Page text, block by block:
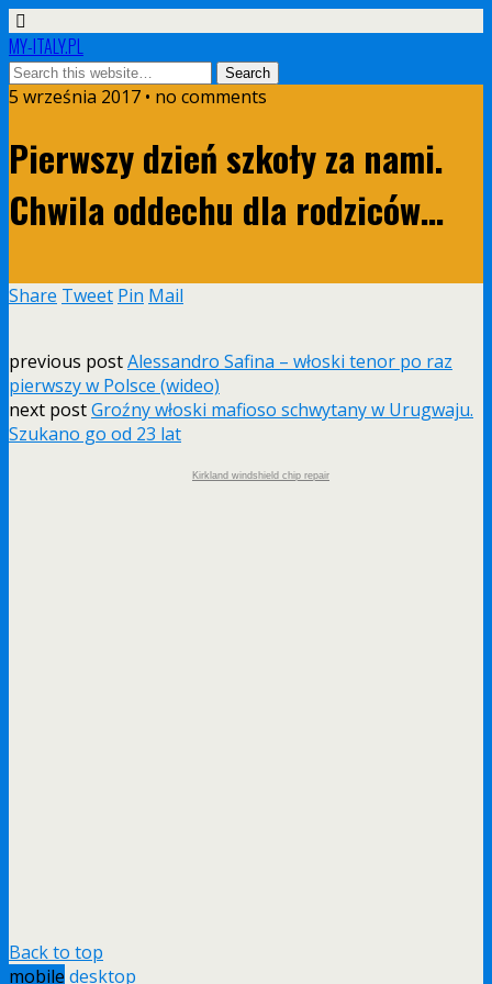
MY-ITALY.PL
5 września 2017 • no comments
Pierwszy dzień szkoły za nami.
Chwila oddechu dla rodziców…
Share Tweet Pin Mail
previous postAlessandro Safina – włoski tenor po raz
pierwszy w Polsce (wideo)
next postGroźny włoski mafioso schwytany w Urugwaju.
Szukano go od 23 lat
Kirkland windshield chip repair
Back to top
mobile desktop